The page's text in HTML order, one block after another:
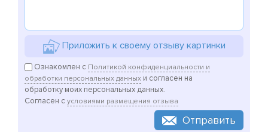
Приложить к своему отзыву картинки
Ознакомлен с Политикой конфиденциальности и
обработки персональных данных и согласен на
обработку моих персональных данных.
Согласен с условиями размещения отзыва
Отправить